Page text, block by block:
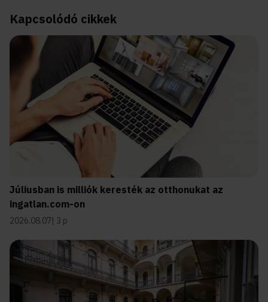
Kapcsolódó cikkek
Júliusban is milliók keresték az otthonukat az
ingatlan.com-on
2026.08.07 3 p